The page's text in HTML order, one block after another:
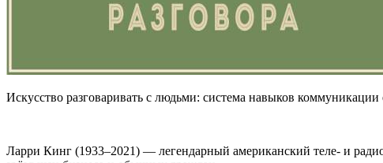
Искусство разговаривать с людьми: система навыков
Ларри Кинг (1933–2021) — легендарный американский теле- и